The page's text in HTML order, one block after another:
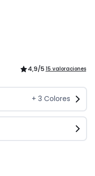
4,9/5 15 valoraciones
+ 3 Colores